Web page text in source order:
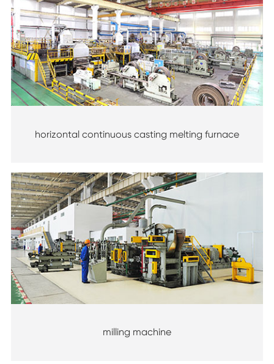
horizontal continuous casting melting furnace
milling machine